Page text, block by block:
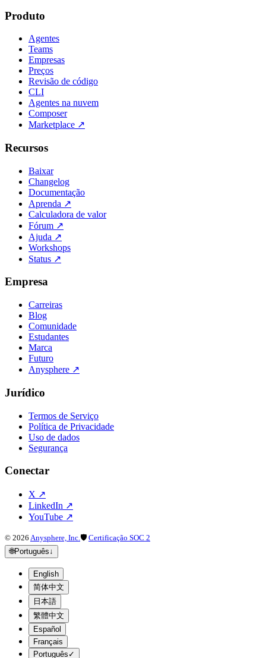
Produto
Agentes
Teams
Empresas
Preços
Revisão de código
CLI
Agentes na nuvem
Composer
Marketplace ↗
Recursos
Baixar
Changelog
Documentação
Aprenda ↗
Calculadora de valor
Fórum ↗
Ajuda ↗
Workshops
Status ↗
Empresa
Carreiras
Blog
Comunidade
Estudantes
Marca
Futuro
Anysphere ↗
Jurídico
Termos de Serviço
Política de Privacidade
Uso de dados
Segurança
Conectar
X ↗
LinkedIn ↗
YouTube ↗
© 2026 Anysphere, Inc. 🛡 Certificação SOC 2
🌐Português↓
English
简体中文
日本語
繁體中文
Español
Français
Português ✓